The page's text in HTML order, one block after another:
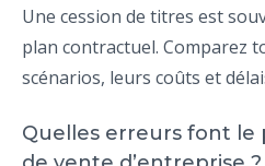
Une cession de titres est
plan contractuel. Comparez
scénarios, leurs coûts et
Quelles erreurs font le